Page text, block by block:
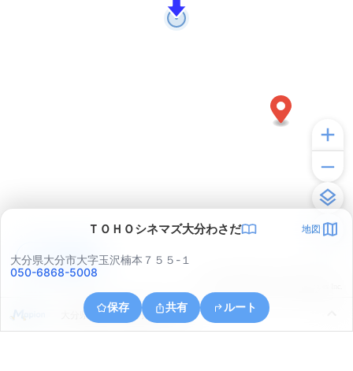
ＴＯＨＯシネマズ大分わさだ 地図
大分県大分市大字玉沢楠本７５５-１
050-6868-5008
保存 共有 ルート
大分県大分市上宗方南２丁目１
アプリで見る